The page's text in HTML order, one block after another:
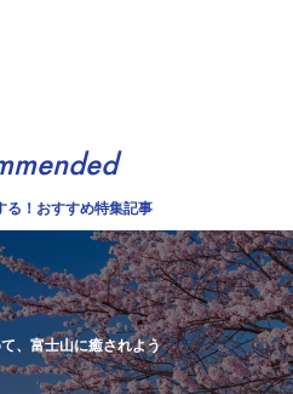
る！おすすめ特集記事
、富士山に癒されよう